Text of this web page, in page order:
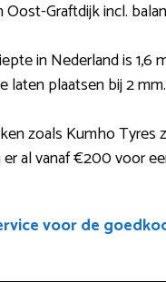
Graftdijk incl.
in Nederland is 1,6
laten plaatsen bij 2
zoals Kumho Tyres
al vanaf €200 voor
voor de